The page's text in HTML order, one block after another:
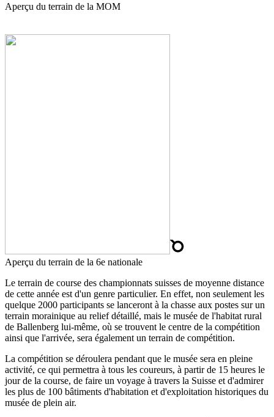
Aperçu du terrain de la MOM
Aperçu du terrain de la 6e nationale
Le terrain de course des championnats suisses de moyenne distance
de cette année est d'un genre particulier. En effet, non seulement les
quelque 2000 participants se lanceront à la chasse aux postes sur un
terrain morainique au relief détaillé, mais le musée de l'habitat rural
de Ballenberg lui-même, où se trouvent le centre de la compétition
ainsi que l'arrivée, sera également un terrain de compétition.
La compétition se déroulera pendant que le musée sera en pleine
activité, ce qui permettra à tous les coureurs, à partir de 15 heures le
jour de la course, de faire un voyage à travers la Suisse et d'admirer
les plus de 100 bâtiments d'habitation et d'exploitation historiques du
musée de plein air.